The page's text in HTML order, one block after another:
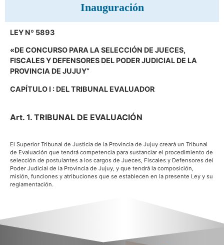
Inauguración
LEY Nº 5893
«DE CONCURSO PARA LA SELECCIÓN DE JUECES,
FISCALES Y DEFENSORES DEL PODER JUDICIAL DE LA
PROVINCIA DE JUJUY”
CAPÍTULO I : DEL TRIBUNAL EVALUADOR
Art. 1. TRIBUNAL DE EVALUACIÓN
El Superior Tribunal de Justicia de la Provincia de Jujuy creará un Tribunal
de Evaluación que tendrá competencia para sustanciar el procedimiento de
selección de postulantes a los cargos de Jueces, Fiscales y Defensores del
Poder Judicial de la Provincia de Jujuy, y que tendrá la composición,
misión, funciones y atribuciones que se establecen en la presente Ley y su
reglamentación.